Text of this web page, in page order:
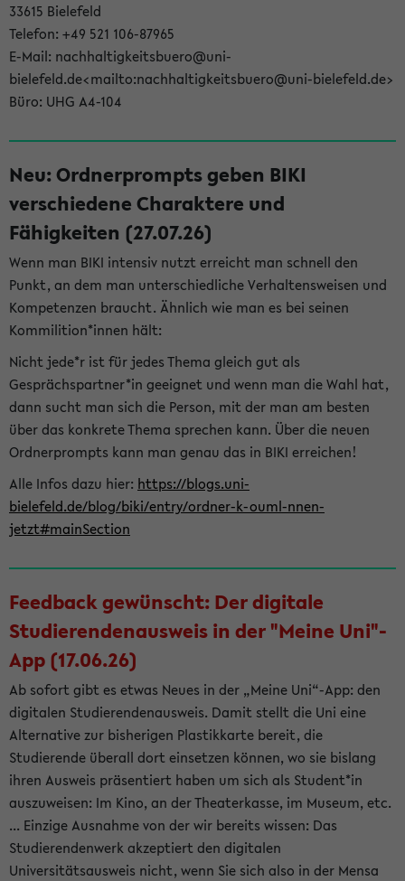
33615 Bielefeld
Telefon: +49 521 106-87965
E-Mail: nachhaltigkeitsbuero@uni-
bielefeld.de<mailto:nachhaltigkeitsbuero@uni-bielefeld.de>
Büro: UHG A4-104
Neu: Ordnerprompts geben BIKI
verschiedene Charaktere und
Fähigkeiten (27.07.26)
Wenn man BIKI intensiv nutzt erreicht man schnell den
Punkt, an dem man unterschiedliche Verhaltensweisen und
Kompetenzen braucht. Ähnlich wie man es bei seinen
Kommilition*innen hält:
Nicht jede*r ist für jedes Thema gleich gut als
Gesprächspartner*in geeignet und wenn man die Wahl hat,
dann sucht man sich die Person, mit der man am besten
über das konkrete Thema sprechen kann. Über die neuen
Ordnerprompts kann man genau das in BIKI erreichen!
Alle Infos dazu hier: https://blogs.uni-
bielefeld.de/blog/biki/entry/ordner-k-ouml-nnen-
jetzt#mainSection
Feedback gewünscht: Der digitale
Studierendenausweis in der "Meine Uni"-
App (17.06.26)
Ab sofort gibt es etwas Neues in der „Meine Uni“-App: den
digitalen Studierendenausweis. Damit stellt die Uni eine
Alternative zur bisherigen Plastikkarte bereit, die
Studierende überall dort einsetzen können, wo sie bislang
ihren Ausweis präsentiert haben um sich als Student*in
auszuweisen: Im Kino, an der Theaterkasse, im Museum, etc.
... Einzige Ausnahme von der wir bereits wissen: Das
Studierendenwerk akzeptiert den digitalen
Universitätsausweis nicht, wenn Sie sich also in der Mensa